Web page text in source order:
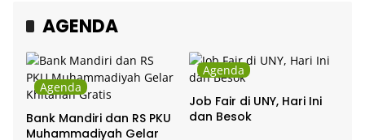
AGENDA
Agenda
Bank Mandiri dan RS PKU
Muhammadiyah Gelar
Agenda
Job Fair di UNY, Hari Ini
dan Besok